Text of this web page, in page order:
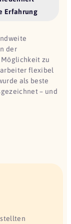
Erfahrung
der
Möglichkeit zu
flexibel
als beste
– und